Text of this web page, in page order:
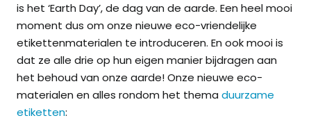
is het ‘Earth Day’, de dag van de aarde. Een heel mooi
moment dus om onze nieuwe eco-vriendelijke
etikettenmaterialen te introduceren. En ook mooi is
dat ze alle drie op hun eigen manier bijdragen aan
het behoud van onze aarde! Onze nieuwe eco-
materialen en alles rondom het thema duurzame
etiketten: